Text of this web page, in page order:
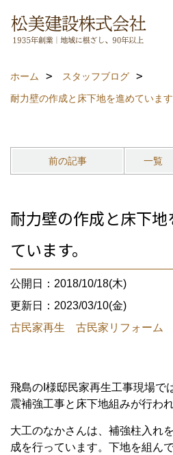
ホーム
スタッフブログ
耐力壁の作成と床下地を進めています
前の記事 一覧
耐力壁の作成と床下地
ています。
公開日：2018/10/18(木)
更新日：2023/03/10(金)
古民家再生 古民家リフォーム
飛島のI様邸民家再生工事現場で
震補強工事と床下地組みが行われ
大工のなかさんは、補強柱入れ
成を行っています。下地を組ん